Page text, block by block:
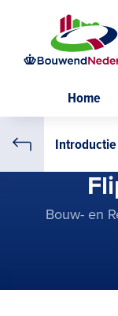
Home
Introductie
Bouw- en